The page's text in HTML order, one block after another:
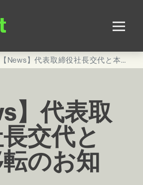
【News】代表取締役社長交代と本社移転のお知らせ
】代表取
交代と
のお知